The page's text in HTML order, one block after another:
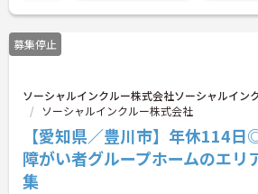
す。
少しでも興味をお持ちの方は、お電話にて詳
伝え致しますのでお気軽にお問い合わせ下さ
募集停止
ソーシャルインクルー株式会社ソーシャルイン
ソーシャルインクルー株式会社
【愛知県／豊川市】年休114
障がい者グループホームのエリ
集